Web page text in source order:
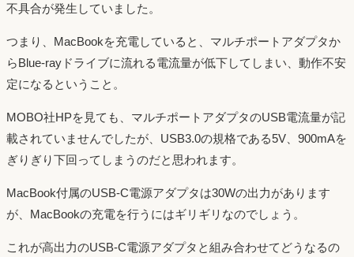
不具合が発生していました。
つまり、MacBookを充電していると、マルチポートアダプタか
らBlue-rayドライブに流れる電流量が低下してしまい、動作不安
定になるということ。
MOBO社HPを見ても、マルチポートアダプタのUSB電流量が記
載されていませんでしたが、USB3.0の規格である5V、900mAを
ぎりぎり下回ってしまうのだと思われます。
MacBook付属のUSB-C電源アダプタは30Wの出力があります
が、MacBookの充電を行うにはギリギリなのでしょう。
これが高出力のUSB-C電源アダプタと組み合わせてどうなるの